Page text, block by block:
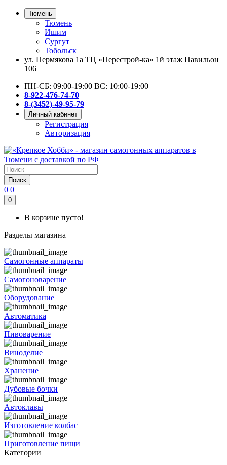
Тюмень
Тюмень
Ишим
Сургут
Тобольск
ул. Пермякова 1а ТЦ «Перестрой-ка» 1й этаж Павильон
106
ПН-СБ: 09:00-19:00 ВС: 10:00-19:00
8-922-476-74-70
8-(3452)-49-95-79
Личный кабинет
Регистрация
Авторизация
Поиск
0 0
0
В корзине пусто!
Разделы магазина
Самогонные аппараты
Самогоноварение
Оборудование
Автоматика
Пивоварение
Виноделие
Хранение
Дубовые бочки
Автоклавы
Изготовление колбас
Приготовление пищи
Категории